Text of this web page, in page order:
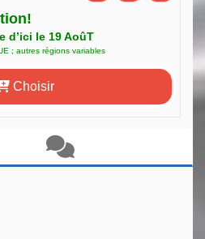
d’ici le 19 AoûT
; autres régions variables
Choisir